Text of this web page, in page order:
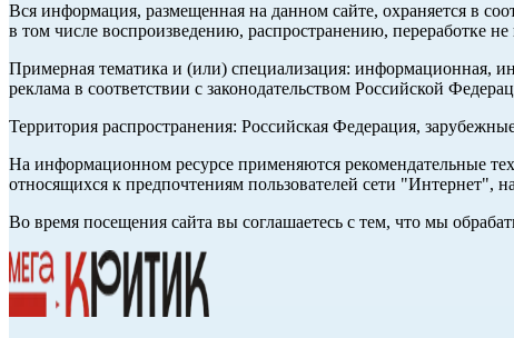
Вся информация, размещенная на данном сайте, охраняется в
в том числе воспроизведению, распространению, переработке
Примерная тематика и (или) специализация: информационная,
реклама в соответствии с законодательством Российской
Территория распространения: Российская Федерация,
На информационном ресурсе применяются рекомендательные
относящихся к предпочтениям пользователей сети "Интернет",
Во время посещения сайта вы соглашаетесь с тем, что мы